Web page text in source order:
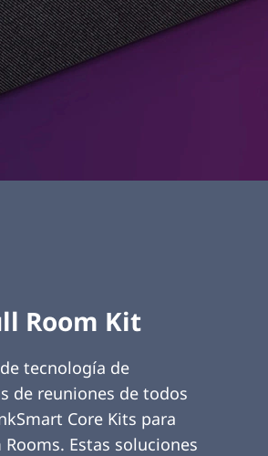
Room Kit
tecnología de
de reuniones de todos
Core Kits para
Estas soluciones